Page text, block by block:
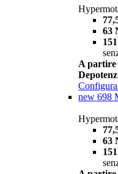
63
A partire
Configura
new 698
63